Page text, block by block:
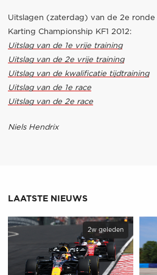
Uitslagen (zaterdag) van de 2e ronde
Karting Championship KF1 2012:
Uitslag van de 1e vrije training
Uitslag van de 2e vrije training
Uitslag van de kwalificatie tijdtraining
Uitslag van de 1e race
Uitslag van de 2e race
Niels Hendrix
LAATSTE NIEUWS
2w geleden